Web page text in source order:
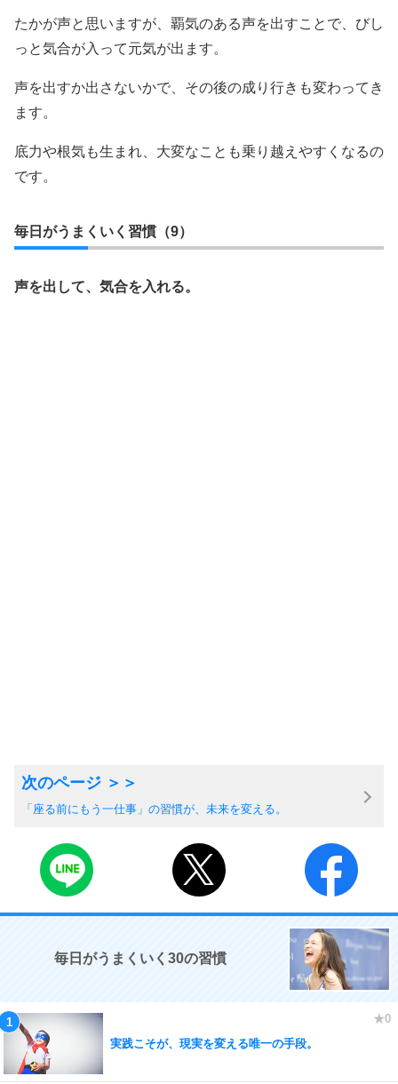
たかが声と思いますが、覇気のある声を出すことで、びし
っと気合が入って元気が出ます。
声を出すか出さないかで、その後の成り行きも変わってき
ます。
底力や根気も生まれ、大変なことも乗り越えやすくなるの
です。
毎日がうまくいく習慣（9）
声を出して、気合を入れる。
「座る前にもう一仕事」の習慣が、未来を変える。
毎日がうまくいく30の習慣
実践こそが、現実を変える唯一の手段。